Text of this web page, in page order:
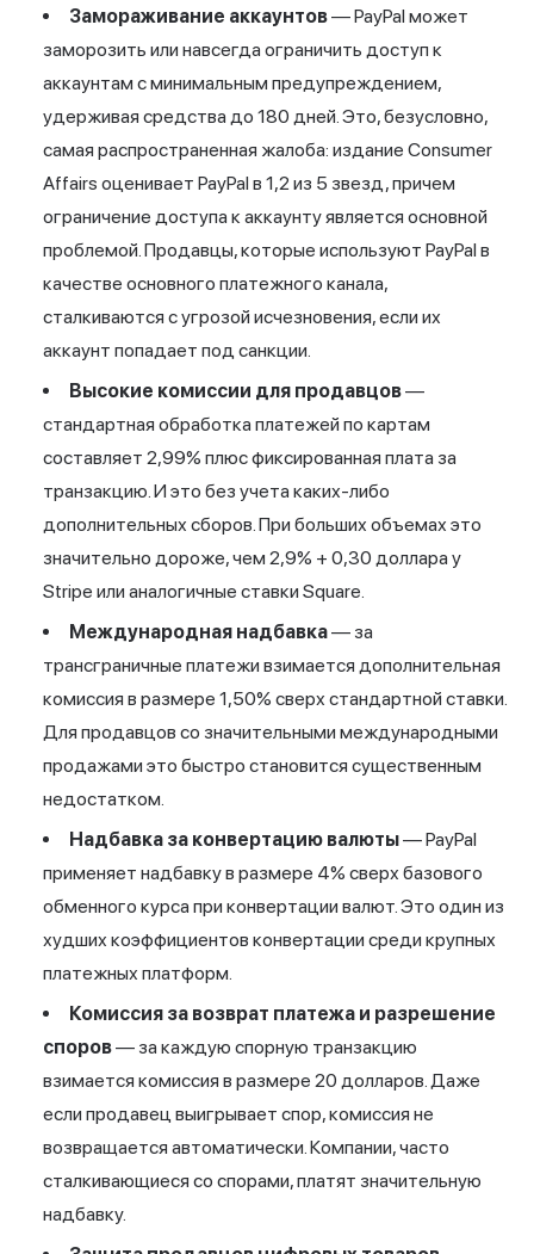
Замораживание аккаунтов— PayPal может
заморозить или навсегда ограничить доступ к
аккаунтам с минимальным предупреждением,
удерживая средства до 180 дней. Это, безусловно,
самая распространенная жалоба: издание Consumer
Affairs оценивает PayPal в 1,2 из 5 звезд, причем
ограничение доступа к аккаунту является основной
проблемой. Продавцы, которые используют PayPal в
качестве основного платежного канала,
сталкиваются с угрозой исчезновения, если их
аккаунт попадает под санкции.
Высокие комиссии для продавцов—
стандартная обработка платежей по картам
составляет 2,99% плюс фиксированная плата за
транзакцию. И это без учета каких-либо
дополнительных сборов. При больших объемах это
значительно дороже, чем 2,9% + 0,30 доллара у
Stripe или аналогичные ставки Square.
Международная надбавка— за
трансграничные платежи взимается дополнительная
комиссия в размере 1,50% сверх стандартной ставки.
Для продавцов со значительными международными
продажами это быстро становится существенным
недостатком.
Надбавка за конвертацию валюты— PayPal
применяет надбавку в размере 4% сверх базового
обменного курса при конвертации валют. Это один из
худших коэффициентов конвертации среди крупных
платежных платформ.
Комиссия за возврат платежа и разрешение
споров— за каждую спорную транзакцию
взимается комиссия в размере 20 долларов. Даже
если продавец выигрывает спор, комиссия не
возвращается автоматически. Компании, часто
сталкивающиеся со спорами, платят значительную
надбавку.